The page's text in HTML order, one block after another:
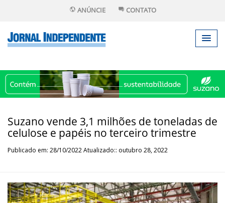
ANÚNCIE CONTATO
Suzano vende 3,1 milhões de toneladas de
celulose e papéis no terceiro trimestre
Publicado em: 28/10/2022 Atualizado:: outubro 28, 2022